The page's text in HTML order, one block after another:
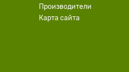
Производители
Карта сайта